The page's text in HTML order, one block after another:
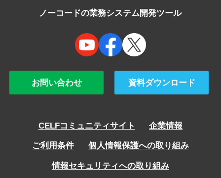
ノーコードの業務システム開発ツール
お問い合わせ 資料ダウンロード
CELFコミュニティサイト 企業情報
ご利用条件 個人情報保護への取り組み
情報セキュリティへの取り組み